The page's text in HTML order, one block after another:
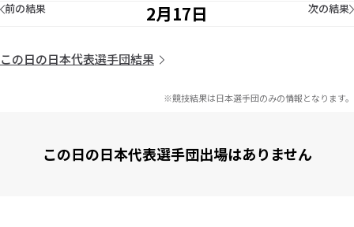
2月17日
前の結果 次の結果
この日の日本代表選手団結果
※競技結果は日本選手団のみの情報となります。
この日の日本代表選手団出場はありません